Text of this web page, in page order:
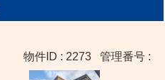
物件ID : 2273 管理番号 :